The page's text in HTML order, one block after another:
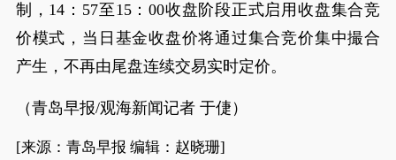
制，14：57至15：00收盘阶段正式启用收盘集合竞
价模式，当日基金收盘价将通过集合竞价集中撮合
产生，不再由尾盘连续交易实时定价。
（青岛早报/观海新闻记者 于倢）
[来源：青岛早报 编辑：赵晓珊]